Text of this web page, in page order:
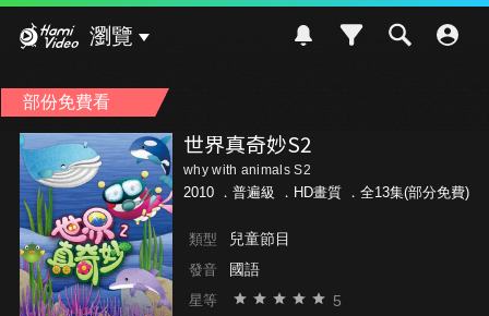
瀏覽
部份免費看
世界真奇妙S2
why with animals S2
2010 ． 普遍級 ．HD畫質 ．全13集(部分免費)
類型 兒童節目
發音 國語
星等 5